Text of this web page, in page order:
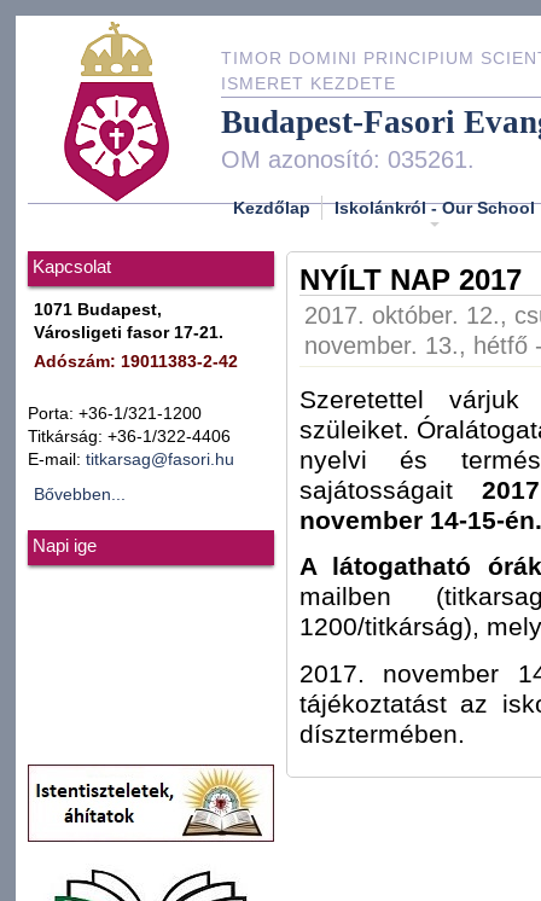
TIMOR DOMINI PRINCIPIUM
ISMERET KEZDETE
Budapest-Fasori
OM azonosító: 035261.
Kezdőlap Iskolánkról - Our School
Kapcsolat
1071 Budapest,
Városligeti fasor 17-21.
Adószám: 19011383-2-42
Porta: +36-1/321-1200
Titkárság: +36-1/322-4406
E-mail: titkarsag@fasori.hu
Bővebben...
Napi ige
NYÍLT NAP 2017
2017. október. 12.,
november. 13., hétfő
Szeretettel
szüleiket.
nyelvi és
sajátosságait
november 14-15-
A látogatható
mailben
1200/titkárság),
2017. november
tájékoztatást az
dísztermében.